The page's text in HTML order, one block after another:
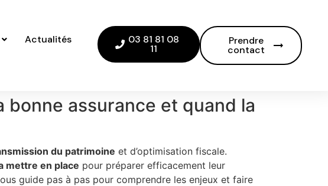
Actualités 03 81 81 08
11
Prendre
contact
assurance et quand la
du patrimoine et d’optimisation fiscale.
mettre en place pour préparer efficacement leur
guide pas à pas pour comprendre les enjeux et faire